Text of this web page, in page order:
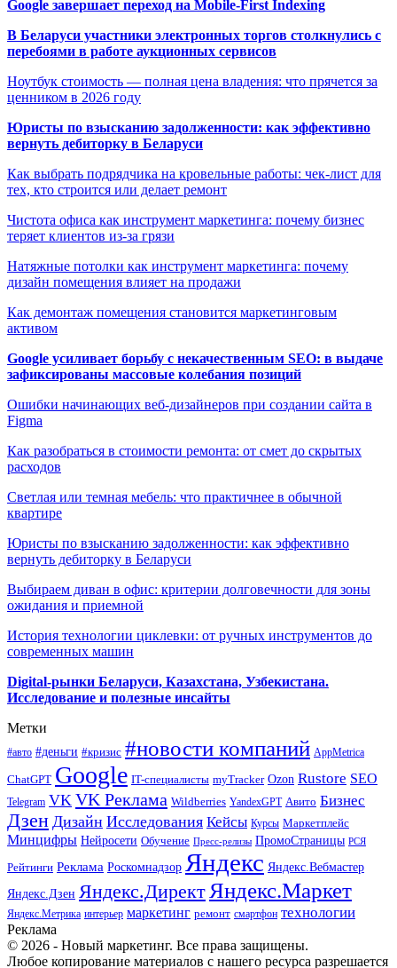
Google завершает переход на Mobile-First Indexing
В Беларуси участники электронных торгов столкнулись с
перебоями в работе аукционных сервисов
Ноутбук стоимость — полная цена владения: что прячется за
ценником в 2026 году
Юристы по взысканию задолженности: как эффективно
вернуть дебиторку в Беларуси
Как выбрать подрядчика на кровельные работы: чек-лист для
тех, кто строится или делает ремонт
Чистота офиса как инструмент маркетинга: почему бизнес
теряет клиентов из-за грязи
Натяжные потолки как инструмент маркетинга: почему
дизайн помещения влияет на продажи
Как демонтаж помещения становится маркетинговым
активом
Google усиливает борьбу с некачественным SEO: в выдаче
зафиксированы массовые колебания позиций
Ошибки начинающих веб-дизайнеров при создании сайта в
Figma
Как разобраться в стоимости ремонта: от смет до скрытых
расходов
Светлая или темная мебель: что практичнее в обычной
квартире
Юристы по взысканию задолженности: как эффективно
вернуть дебиторку в Беларуси
Выбираем диван в офис: критерии долговечности для зоны
ожидания и приемной
История технологии циклевки: от ручных инструментов до
современных машин
Digital-рынки Беларуси, Казахстана, Узбекистана.
Исследование и полезные инсайты
Метки
#авто #деньги #кризис #новости компаний AppMetrica
ChatGPT Google IT-специалисты myTracker Ozon Rustore SEO
Telegram VK VK Реклама Wildberries YandexGPT Авито Бизнес
Дзен Дизайн Исследования Кейсы Курсы Маркетплейс
Минцифры Нейросети Обучение Пресс-релизы ПромоСтраницы РСЯ
Рейтинги Реклама Роскомнадзор Яндекс Яндекс.Вебмастер
Яндекс.Дзен Яндекс.ДиректЯндекс.Маркет
Яндекс.Метрика интерьер маркетинг ремонт смартфон технологии
Реклама
© 2026 - Новый маркетинг. Все права защищены.
Любое копирование материалов с нашего ресурса разрешается